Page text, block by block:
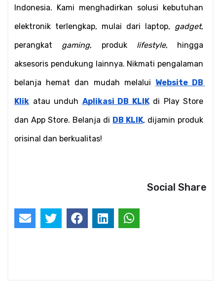
Indonesia. Kami menghadirkan solusi kebutuhan
elektronik terlengkap, mulai dari laptop, gadget,
perangkat gaming, produk lifestyle, hingga
aksesoris pendukung lainnya. Nikmati pengalaman
belanja hemat dan mudah melalui Website DB
Klik atau unduh Aplikasi DB KLIK di Play Store
dan App Store. Belanja di DB KLIK, dijamin produk
orisinal dan berkualitas!
Social Share